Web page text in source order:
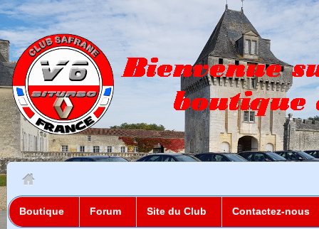
Boutique Forum Site du Club Contactez-nous